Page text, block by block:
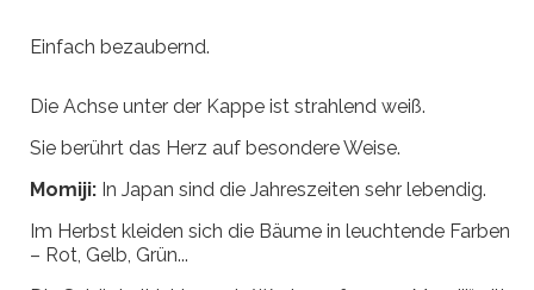
Einfach bezaubernd.
Die Achse unter der Kappe ist strahlend weiß.
Sie berührt das Herz auf besondere Weise.
Momiji: In Japan sind die Jahreszeiten sehr lebendig.
Im Herbst kleiden sich die Bäume in leuchtende Farben
– Rot, Gelb, Grün...